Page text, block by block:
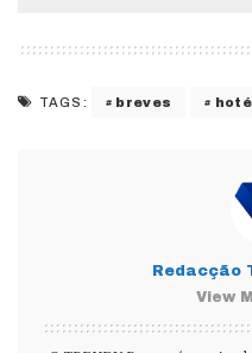
TAGS: breves
Redacção
View